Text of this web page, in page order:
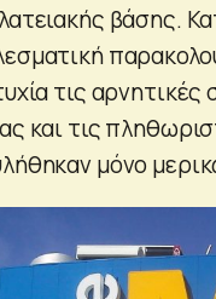
βάσης.
τις
και τις
μόνο